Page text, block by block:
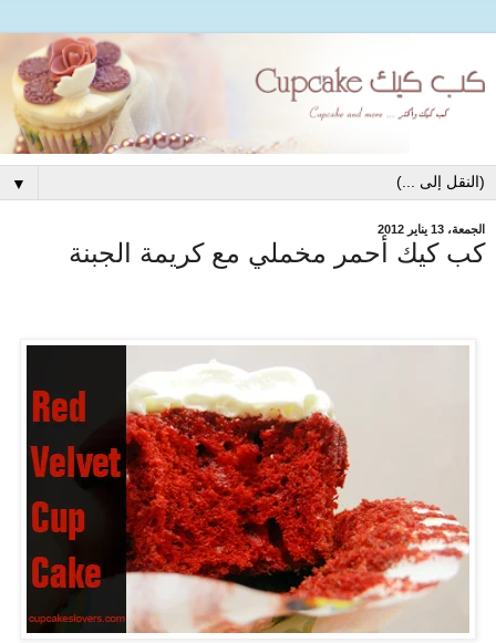
▼
الجمعة، 13 يناير 2012
كب كيك أحمر مخملي مع كريمة الجبنة